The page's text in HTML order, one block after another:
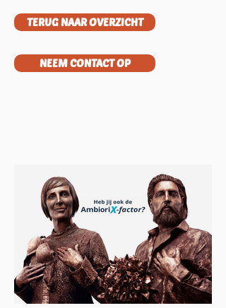
TERUG NAAR OVERZICHT
NEEM CONTACT OP